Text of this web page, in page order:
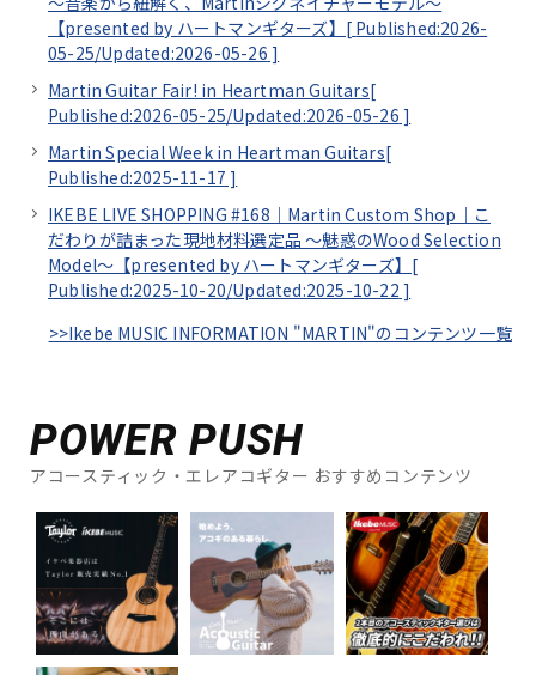
【presented by ハートマンギターズ】[ Published:2026-
05-25/Updated:2026-05-26 ]
Martin Guitar Fair! in Heartman Guitars[
Published:2026-05-25/Updated:2026-05-26 ]
Martin Special Week in Heartman Guitars[
Published:2025-11-17 ]
IKEBE LIVE SHOPPING #168｜Martin Custom Shop｜こ
だわりが詰まった現地材料選定品 ～魅惑のWood Selection
Model～【presented by ハートマンギターズ】[
Published:2025-10-20/Updated:2025-10-22 ]
>>Ikebe MUSIC INFORMATION "MARTIN"のコンテンツ一覧
POWER PUSH
アコースティック・エレアコギター おすすめコンテンツ